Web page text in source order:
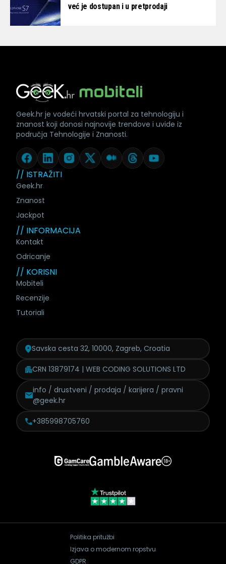
već je dostupan i u pretprodaji
// ISTRAŽITI
Geek.hr
Znanost
Jackpot
// INFORMACIJA
Kontakt
Odricanje
// KORISNI
Mobiteli
Recenzije
Tutoriali
Geek.hr je vodeći hrvatski portal za tehnologiju i
znanost koji donosi najnovije trendove i uvide iz
područja Tehnologije i Znanosti.
Savska cesta 32, 10000, Zagreb, Croatia
CRN 13879174 | WEB CODING SOLUTIONS LTD
info / drustveni / prodaja / karijera / pravni
@geek.hr
+385998705760
Politika pritužbi
Izjava o modernom ropstvu
GDPR